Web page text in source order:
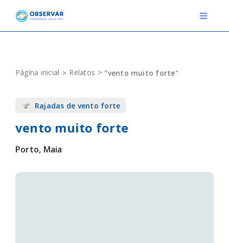
content
Toggle
EVENTOS
DEFINIÇÕES
F.A.Q.
Página inicial Relatos "vento muito forte"
Rajadas de vento forte
vento muito forte
Porto, Maia